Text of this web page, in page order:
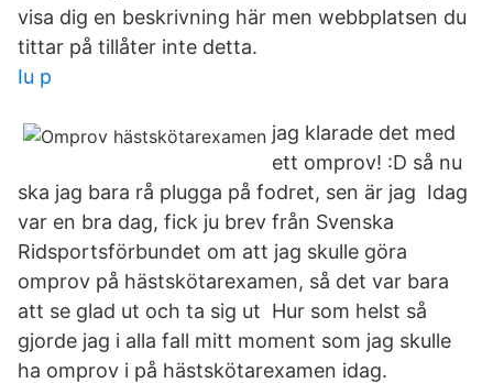
visa dig en beskrivning här men webbplatsen du
tittar på tillåter inte detta.
Iu p
jag klarade det med
ett omprov! :D så nu
ska jag bara rå plugga på fodret, sen är jag Idag
var en bra dag, fick ju brev från Svenska
Ridsportsförbundet om att jag skulle göra
omprov på hästskötarexamen, så det var bara
att se glad ut och ta sig ut Hur som helst så
gjorde jag i alla fall mitt moment som jag skulle
ha omprov i på hästskötarexamen idag.